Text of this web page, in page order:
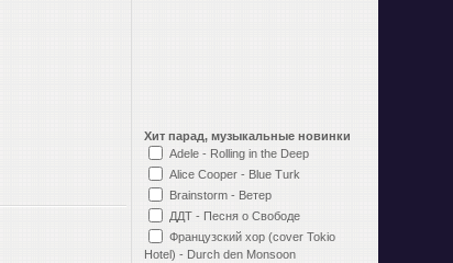
Хит парад, музыкальные новинки
Adele - Rolling in the Deep
Alice Cooper - Blue Turk
Brainstorm - Ветер
ДДТ - Песня о Свободе
Французский хор (cover Tokio
Hotel) - Durch den Monsoon